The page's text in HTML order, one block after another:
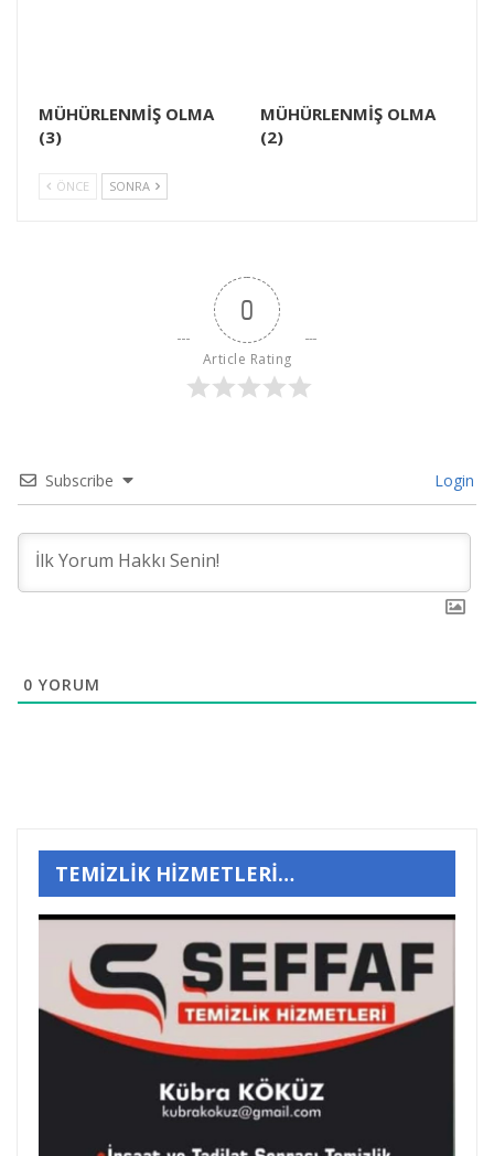
MÜHÜRLENMİŞ OLMA
(3)
MÜHÜRLENMİŞ OLMA
(2)
ÖNCE SONRA
0
Article Rating
Subscribe Login
0 YORUM
TEMİZLİK HİZMETLERİ…